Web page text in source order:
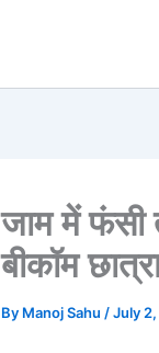
जाम में फंसी
बीकॉम
By Manoj Sahu /July